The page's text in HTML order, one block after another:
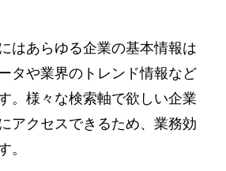
はあらゆる企業の基本情報は
タや業界のトレンド情報など
。様々な検索軸で欲しい企業
アクセスできるため、業務効
。